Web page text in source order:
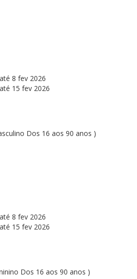
8 fev 2026
15 fev 2026
Dos 16 aos 90 anos )
8 fev 2026
15 fev 2026
Dos 16 aos 90 anos )